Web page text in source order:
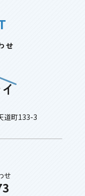
せ
道町133-3
せ